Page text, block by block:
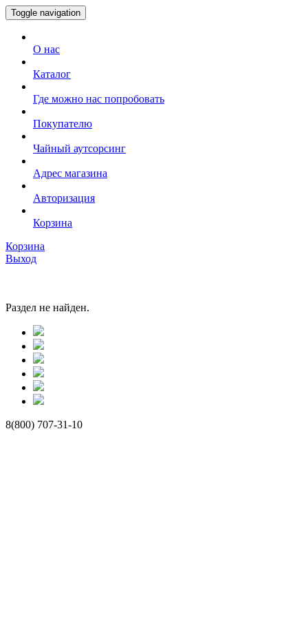
Toggle navigation
О нас
Каталог
Где можно нас попробовать
Покупателю
Чайный аутсорсинг
Адрес магазина
Авторизация
Корзина
Корзина
Выход
Раздел не найден.
8(800) 707-31-10